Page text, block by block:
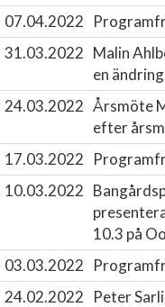
07.04.2022
31.03.2022 Malin
en
24.03.2022 Årsmöte
efter
17.03.2022
10.03.2022
10.3 på
03.03.2022
24.02.2022
Peter